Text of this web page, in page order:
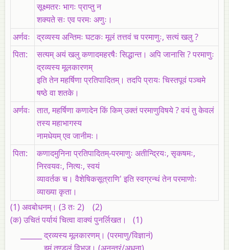
सूक्ष्मतरः भागः प्राप्तु न
शक्यते सः एव परमः अणुः।
अर्णवः
द्रव्यस्य अन्तिमः घटकः मूलं तत्तवं च परमाणुः, सत्यं खलु ?
पिता:
सत्यम्‌ अयं खलु कणादमहरषैः सिद्धान्त। अपि जानासि ? परमाणुः
द्रव्यस्य मूलकारणम्‌
इति तेन महर्षिणा प्रतिपादितम्‌। तदपि प्रायः चिस्तपूवं पञ्चमे
षष्ठे वा शतके।
अर्णवः
तात, महर्षिणा कणादेन किं किम्‌ उक्तं परमाणुविषये ? वयं तु केवलं
तस्य महाभागस्य
नामधेयम्‌ एव जानीमः।
पिता:
कणादमुनिना प्रतिपादितम्‌-परमाणुः अतीन्द्रियः, सृकषमः,
निरवयवः, नित्यः, स्वयं
व्यावर्तक च। वैशेषिकसूत्राणि' इति स्वग्रन्थं तेन परमाणोः
व्याख्या कृता।
(1)अवबोधनम्‌। (3 तः 2)
(2)
(क)उचितं पर्यायं चित्वा वाक्यं पुनर्लिखत। (1)
______ द्रव्यस्य मूलकारणम्‌। (परमाणु/विज्ञानं)